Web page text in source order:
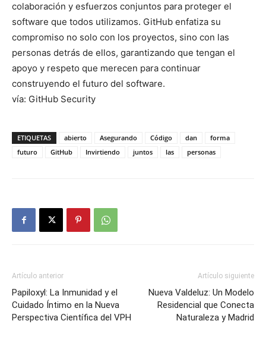
colaboración y esfuerzos conjuntos para proteger el
software que todos utilizamos. GitHub enfatiza su
compromiso no solo con los proyectos, sino con las
personas detrás de ellos, garantizando que tengan el
apoyo y respeto que merecen para continuar
construyendo el futuro del software.
vía: GitHub Security
ETIQUETAS abierto Asegurando Código dan
forma
futuro
GitHub Invirtiendo juntos las personas
Artículo anterior
Papiloxyl: La Inmunidad y el
Cuidado Íntimo en la Nueva
Perspectiva Científica del VPH
Artículo siguiente
Nueva Valdeluz: Un Modelo
Residencial que Conecta
Naturaleza y Madrid